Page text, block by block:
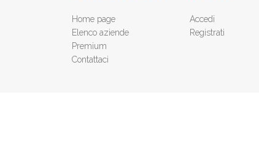
Home page
Elenco aziende
Premium
Contattaci
Accedi
Registrati